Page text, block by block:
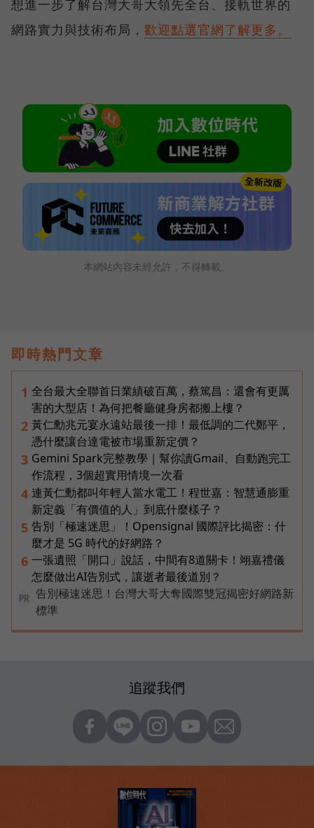
想進一步了解台灣大哥大領先全台、接軌世界的
網路實力與技術布局， 歡迎點選官網了解更多。
本網站內容未經允許，不得轉載。
即時熱門文章
1 全台最大全聯首日業績破百萬，蔡篤昌：還會有更厲
害的大型店！為何把餐廳健身房都搬上樓？
2 黃仁勳兆元宴永遠站最後一排！最低調的二代鄭平，
憑什麼讓台達電被市場重新定價？
3 Gemini Spark完整教學｜幫你讀Gmail、自動跑完工
作流程，3個超實用情境一次看
4 連黃仁勳都叫年輕人當水電工！程世嘉：智慧通膨重
新定義「有價值的人」到底什麼樣子？
5 告別「極速迷思」！Opensignal 國際評比揭密：什
麼才是 5G 時代的好網路？
6 一張遺照「開口」說話，中間有8道關卡！翊嘉禮儀
怎麼做出AI告別式，讓逝者最後道別？
PR
告別極速迷思！台灣大哥大奪國際雙冠揭密好網路新
標準
追蹤我們